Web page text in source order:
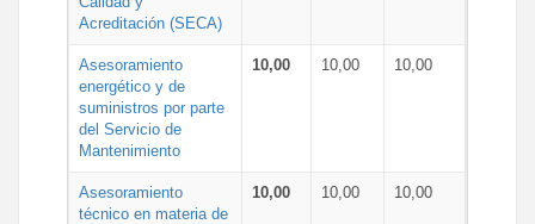
Acreditación (SECA)
Asesoramiento
energético y de
suministros por parte
del Servicio de
Mantenimiento
10,00 10,00 10,00
Asesoramiento
técnico en materia de
10,00 10,00 10,00